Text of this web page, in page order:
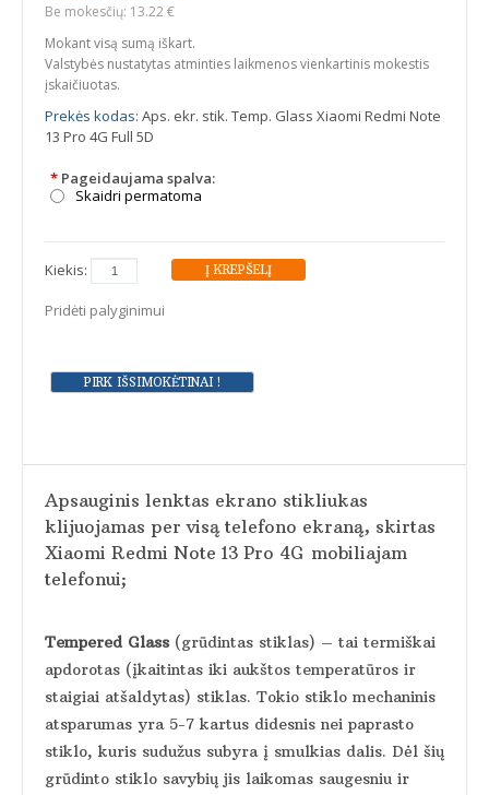
Be mokesčių: 13.22 €
Mokant visą sumą iškart.
Valstybės nustatytas atminties laikmenos vienkartinis mokestis
įskaičiuotas.
Prekės kodas: Aps. ekr. stik. Temp. Glass Xiaomi Redmi Note
13 Pro 4G Full 5D
* Pageidaujama spalva:
Skaidri permatoma
Kiekis:
Pridėti palyginimui
Apsauginis lenktas ekrano stikliukas
klijuojamas per visą telefono ekraną, skirtas
Xiaomi Redmi Note 13 Pro 4G mobiliajam
telefonui;
Tempered Glass (grūdintas stiklas) – tai termiškai
apdorotas (įkaitintas iki aukštos temperatūros ir
staigiai atšaldytas) stiklas. Tokio stiklo mechaninis
atsparumas yra 5-7 kartus didesnis nei paprasto
stiklo, kuris sudužus subyra į smulkias dalis. Dėl šių
grūdinto stiklo savybių jis laikomas saugesniu ir